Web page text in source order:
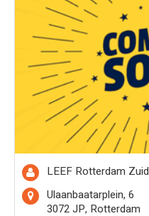
LEEF Rotterdam Zuid
Ulaanbaatarplein, 6
3072 JP, Rotterdam